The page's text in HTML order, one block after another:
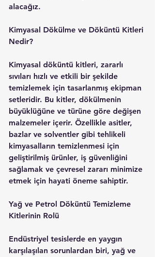
alacağız.
Kimyasal Dökülme ve Döküntü Kitleri
Nedir?
Kimyasal döküntü kitleri, zararlı
sıvıları hızlı ve etkili bir şekilde
temizlemek için tasarlanmış ekipman
setleridir. Bu kitler, dökülmenin
büyüklüğüne ve türüne göre değişen
malzemeler içerir. Özellikle asitler,
bazlar ve solventler gibi tehlikeli
kimyasalların temizlenmesi için
geliştirilmiş ürünler, iş güvenliğini
sağlamak ve çevresel zararı minimize
etmek için hayati öneme sahiptir.
Yağ ve Petrol Döküntü Temizleme
Kitlerinin Rolü
Endüstriyel tesislerde en yaygın
karşılaşılan sorunlardan biri, yağ ve